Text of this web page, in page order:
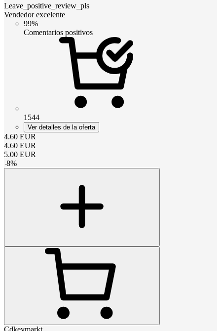
Leave_positive_review_pls
Vendedor excelente
99%
Comentarios positivos
1544
Ver detalles de la oferta
4.60 EUR
4.60 EUR
5.00 EUR
-8%